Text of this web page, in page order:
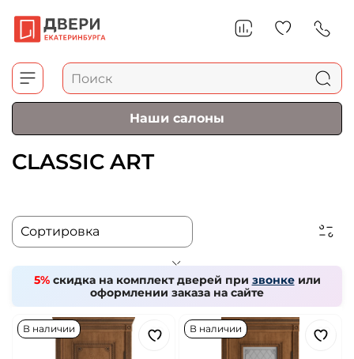
Наши салоны
CLASSIC ART
5% скидка на комплект дверей при звонкеили
оформлении заказа на сайте
В наличии В наличии